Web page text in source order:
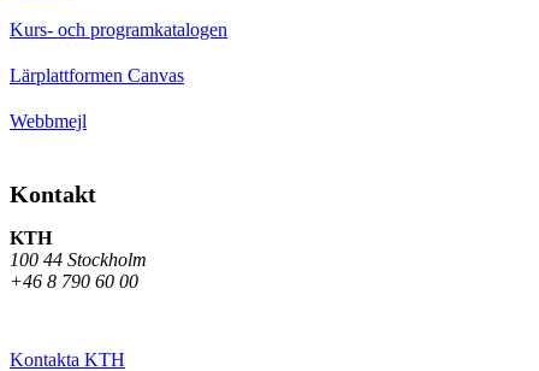
Kurs- och programkatalogen
Lärplattformen Canvas
Webbmejl
Kontakt
KTH
100 44 Stockholm
+46 8 790 60 00
Kontakta KTH